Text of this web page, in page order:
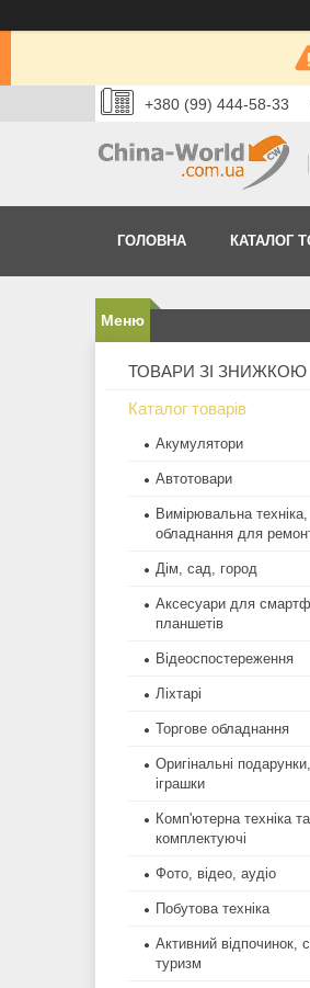
+380 (99) 444-58-33
ГОЛОВНА КАТАЛОГ
ТОВАРИ ЗІ ЗНИЖКОЮ
Каталог товарів
Акумулятори
Автотовари
Вимірювальна техніка,
обладнання для
Дім, сад, город
Аксесуари для
планшетів
Відеоспостереження
Ліхтарі
Торгове обладнання
Оригінальні подарунки,
іграшки
Комп'ютерна техніка та
комплектуючі
Фото, відео, аудіо
Побутова техніка
Активний відпочинок,
туризм